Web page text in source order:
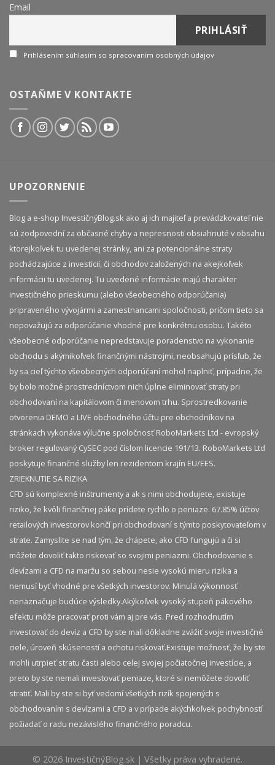
Email
Prihlásením súhlasím so spracovaním osobných údajov
OSTAŇME V KONTAKTE
UPOZORNENIE
Blog a e-shop InvestičnýBlog.sk ako aj ich majiteľ a prevádzkovateľ nie
sú zodpovední za občasné chyby a nepresnosti obsiahnuté v obsahu
ktorejkoľvek tu uvedenej stránky, ani za potencionálne straty
pochádzajúce z investícií, či obchodov založených na akejkoľvek
informácii tu uvedenej. Tu uvedené informácie majú charakter
investičného prieskumu (alebo všeobecného odporúčania)
pripraveného vývojármi a zamestnancami spoločnosti, pričom tieto sa
nepovažujú za odporúčanie vhodné pre konkrétnu osobu. Takéto
všeobecné odporúčanie nepredstavuje poradenstvo na vykonanie
obchodu s akýmikoľvek finančnými nástrojmi, neobsahujú prísľub, že
by sa cieľ týchto všeobecných odporúčaní mohol naplniť, prípadne, že
by bolo možné prostredníctvom nich úplne eliminovať straty pri
obchodovaní na kapitálovom či menovom trhu. Sprostredkovanie
otvorenia DEMO a LIVE obchodného účtu pre obchodníkov na
stránkach vykonáva výlučne spoločnosť RoboMarkets Ltd - evropský
broker regulovaný CySEC pod číslom licencie 191/13. RoboMarkets Ltd
poskytuje finančné služby len rezidentom krajín EU/EES.
ZRIEKNUTIE SA RIZIKA
CFD sú komplexné inštrumenty a ak s nimi obchodujete, existuje
riziko, že kvôli finančnej páke prídete rychlo o peniaze. 67.85% účtov
retailových investorov končí pri obchodovaní s týmto poskytovateľom v
strate. Zamyslite se nad tým, že chápete, ako CFD fungujú a či si
môžete dovoliť takto riskovať so svojimi peniazmi. Obchodovanie s
devízami a CFD na maržu so sebou nesie vysokú mieru rizika a
nemusí byť vhodné pre všetkých investorov. Minulá výkonnosť
nenaznačuje budúce výsledky.​ Akýkoľvek vysoký stupeň pákového
efektu môže pracovať proti vám aj pre vás. Pred rozhodnutím
investovať do devíz a CFD by ste mali dôkladne zvážiť svoje investičné
ciele, úroveň skúseností a ochotu riskovať.​ Existuje možnosť, že by ste
mohli utrpieť stratu časti alebo celej svojej počiatočnej investície, a
preto by ste nemali investovať peniaze, ktoré si nemôžete dovoliť
stratiť. Mali by ste si byť vedomí všetkých rizík spojených s
obchodovaním s devízami a CFD a v prípade akýchkoľvek pochybností
požiadať o radu nezávislého finančného poradcu.
© 2026 InvestičnýBlog.sk | Všetky práva vyhradené.